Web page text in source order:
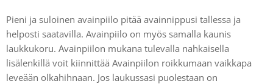
Pieni ja suloinen avainpiilo pitää avainnippusi tallessa ja
helposti saatavilla. Avainpiilo on myös samalla kaunis
laukkukoru. Avainpiilon mukana tulevalla nahkaisella
lisälenkillä voit kiinnittää Avainpiilon roikkumaan vaikkapa
leveään olkahihnaan. Jos laukussasi puolestaan on